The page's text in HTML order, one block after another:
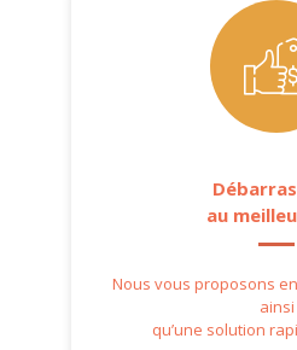
au
Nous vous proposons
ainsi
qu’une solution